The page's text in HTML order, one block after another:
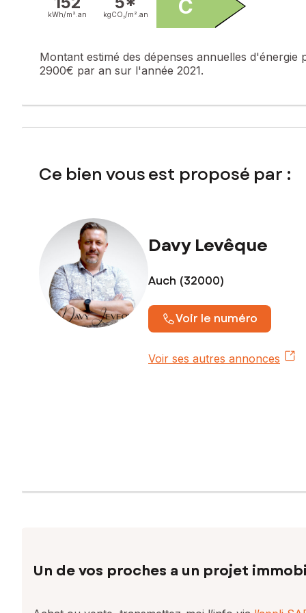
Une agréable terrasse avec partie couverte et cuisine
plaisir de profiter de l'extérieur sans les contraintes d'un
vitrage, fibre optique, assainissement collectif, DPE C et
cheminée ayant conservé son conduit pourra accueillir
Idéalement située au cœur du Gers, cette maison très
Les informations sur les risques auxquels ce bien est
Honoraires charge vendeur
Contactez votre conseiller SAFTI : Davy LEVÊQUE, Tél. :
kWh/m². an kgCO₂/m². an C
Montant estimé des dépenses annuelles d'énergie
2900€ par an sur l'année 2021.
Ce bien vous est proposé par :
Davy Levêque
Auch (32000)
Voir le numéro
Voir ses autres annonces
Un de vos proches a un projet